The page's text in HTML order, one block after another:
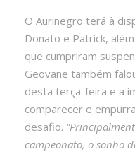
O Aurinegro terá à
Donato e Patrick,
que cumpriram
Geovane também
desta terça-feira e a
comparecer e
desafio.
campeonato, o sonho